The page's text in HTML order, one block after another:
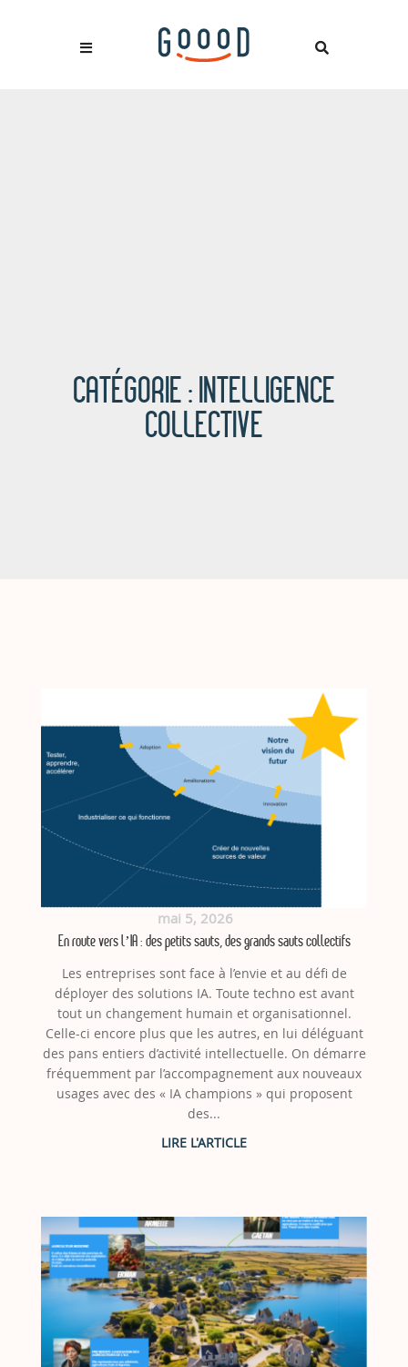
CATÉGORIE :INTELLIGENCE
COLLECTIVE
mai 5, 2026
En route vers l’IA : des petits sauts, des grands sauts collectifs
Les entreprises sont face à l’envie et au défi de
déployer des solutions IA. Toute techno est avant
tout un changement humain et organisationnel.
Celle-ci encore plus que les autres, en lui déléguant
des pans entiers d’activité intellectuelle. On démarre
fréquemment par l’accompagnement aux nouveaux
usages avec des « IA champions » qui proposent
des...